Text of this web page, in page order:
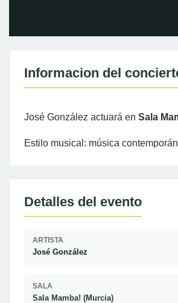
Informacion del
José González actuará en Sala
Estilo musical: música
Detalles del evento
ARTISTA
José González
SALA
Sala Mamba! (Murcia)